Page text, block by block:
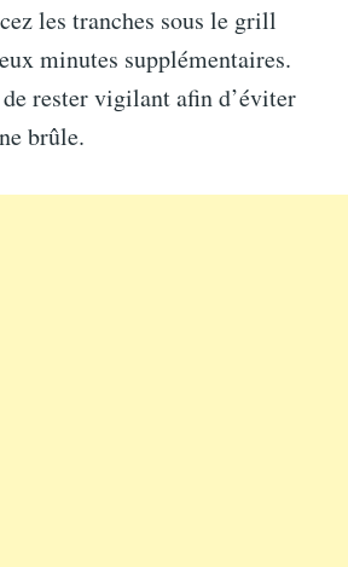
les tranches sous le grill
minutes supplémentaires.
rester vigilant afin d’éviter
brûle.